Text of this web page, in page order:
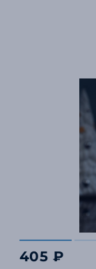
405 ₽